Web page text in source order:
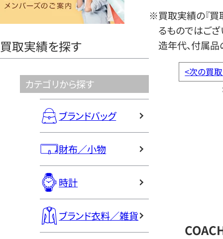
買取実績を探す
カテゴリから探す
ブランドバッグ
財布／小物
時計
ブランド衣料／雑貨
※買取実績の『買
るものではござ
造年代、付属品
<次の買